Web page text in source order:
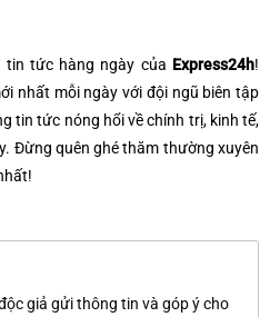
tin tức hàng ngày của Express24h!
nhất mỗi ngày với đội ngũ biên tập
tin tức nóng hổi về chính trị, kinh tế,
Đừng quên ghé thăm thường xuyên
giả gửi thông tin và góp ý cho